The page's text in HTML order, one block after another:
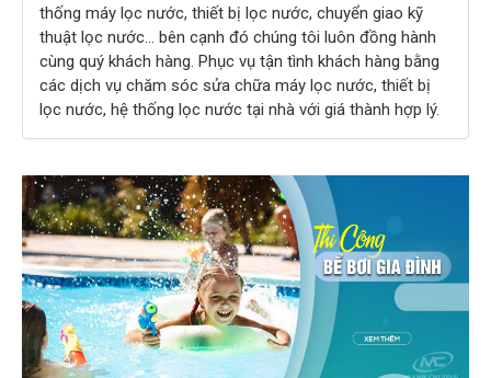
thống máy lọc nước, thiết bị lọc nước, chuyển giao kỹ
thuật lọc nước… bên cạnh đó chúng tôi luôn đồng hành
cùng quý khách hàng. Phục vụ tận tình khách hàng bằng
các dịch vụ chăm sóc sửa chữa máy lọc nước, thiết bị
lọc nước, hệ thống lọc nước tại nhà với giá thành hợp lý.